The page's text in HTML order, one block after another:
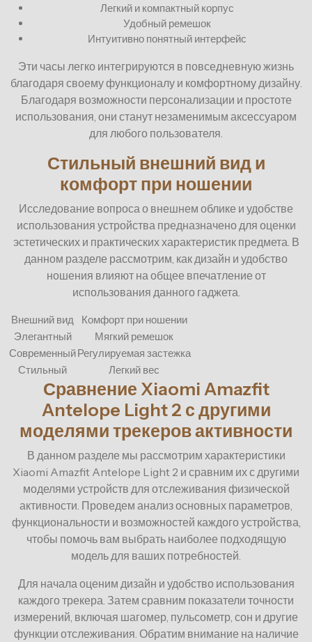
Легкий и компактный корпус
Удобный ремешок
Интуитивно понятный интерфейс
Эти часы легко интегрируются в повседневную жизнь
благодаря своему функционалу и комфортному дизайну.
Благодаря возможности персонализации и простоте
использования, они станут незаменимым аксессуаром
для любого пользователя.
Стильный внешний вид и
комфорт при ношении
Исследование вопроса о внешнем облике и удобстве
использования устройства предназначено для оценки
эстетических и практических характеристик предмета. В
данном разделе рассмотрим, как дизайн и удобство
ношения влияют на общее впечатление от
использования данного гаджета.
Внешний вид
Комфорт при ношении
Элегантный
Мягкий ремешок
СовременныйРегулируемая застежка
Стильный
Легкий вес
Сравнение Xiaomi Amazfit
Antelope Light 2 с другими
моделями трекеров активности
В данном разделе мы рассмотрим характеристики
Xiaomi Amazfit Antelope Light 2 и сравним их с другими
моделями устройств для отслеживания физической
активности. Проведем анализ основных параметров,
функциональности и возможностей каждого устройства,
чтобы помочь вам выбрать наиболее подходящую
модель для ваших потребностей.
Для начала оценим дизайн и удобство использования
каждого трекера. Затем сравним показатели точности
измерений, включая шагомер, пульсометр, сон и другие
функции отслеживания. Обратим внимание на наличие